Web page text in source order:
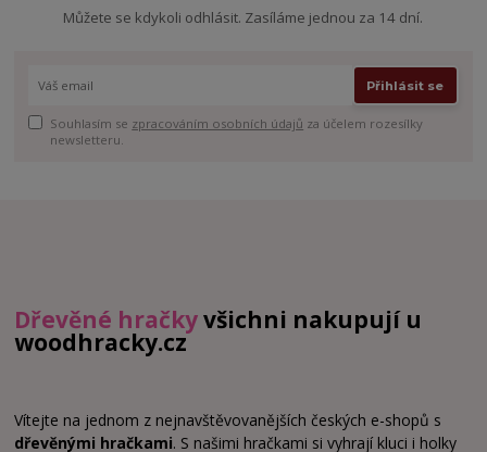
Můžete se kdykoli odhlásit. Zasíláme jednou za 14 dní.
Přihlásit se
Souhlasím se zpracováním osobních údajů za účelem rozesílky
newsletteru.
Dřevěné hračkyvšichni nakupují u
woodhracky.cz
Vítejte na jednom z nejnavštěvovanějších českých e-shopů s
dřevěnými hračkami. S našimi hračkami si vyhrají kluci i holky